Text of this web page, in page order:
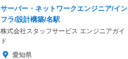
サーバー・ネットワークエンジニア/イン
フラ/設計構築/名駅
株式会社スタッフサービス エンジニアガイ
ド
愛知県